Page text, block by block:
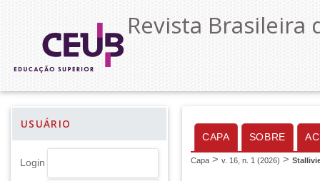
Revista Brasileira
USUÁRIO
Login
CAPA SOBRE
Capa > v. 16, n. 1 (2026) >